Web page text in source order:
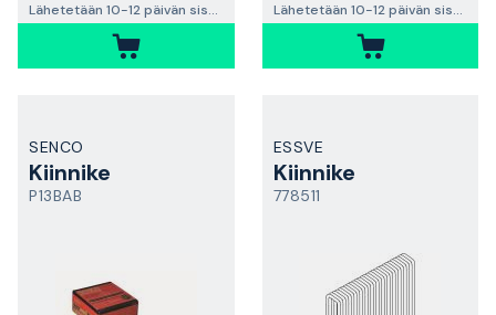
Lähetetään 10-12 päivän sisällä Lähetetään 10-12 päivän sisällä
SENCO
Kiinnike
P13BAB
ESSVE
Kiinnike
778511